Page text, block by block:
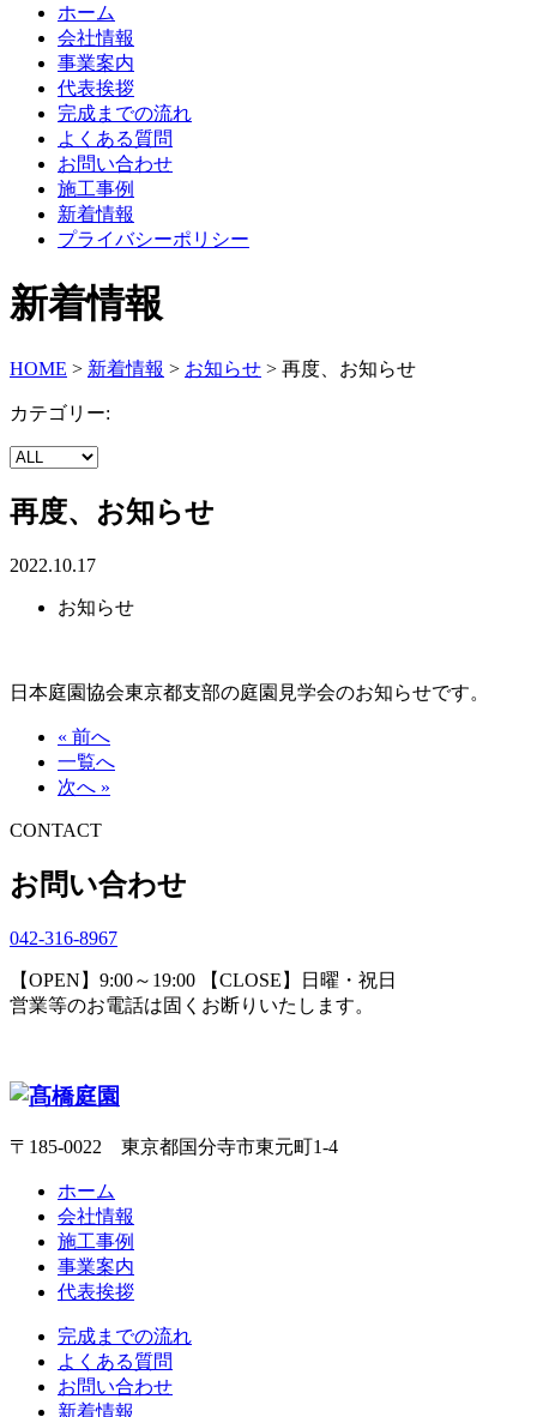
ホーム
会社情報
事業案内
代表挨拶
完成までの流れ
よくある質問
お問い合わせ
施工事例
新着情報
プライバシーポリシー
新着情報
HOME > 新着情報 > お知らせ > 再度、お知らせ
カテゴリー:
再度、お知らせ
2022.10.17
お知らせ
日本庭園協会東京都支部の庭園見学会のお知らせです。
« 前へ
一覧へ
次へ »
CONTACT
お問い合わせ
042-316-8967
【OPEN】9:00～19:00 【CLOSE】日曜・祝日
営業等のお電話は固くお断りいたします。
〒185-0022 東京都国分寺市東元町1-4
ホーム
会社情報
施工事例
事業案内
代表挨拶
完成までの流れ
よくある質問
お問い合わせ
新着情報